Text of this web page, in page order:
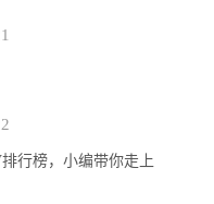
行榜，小编带你走上